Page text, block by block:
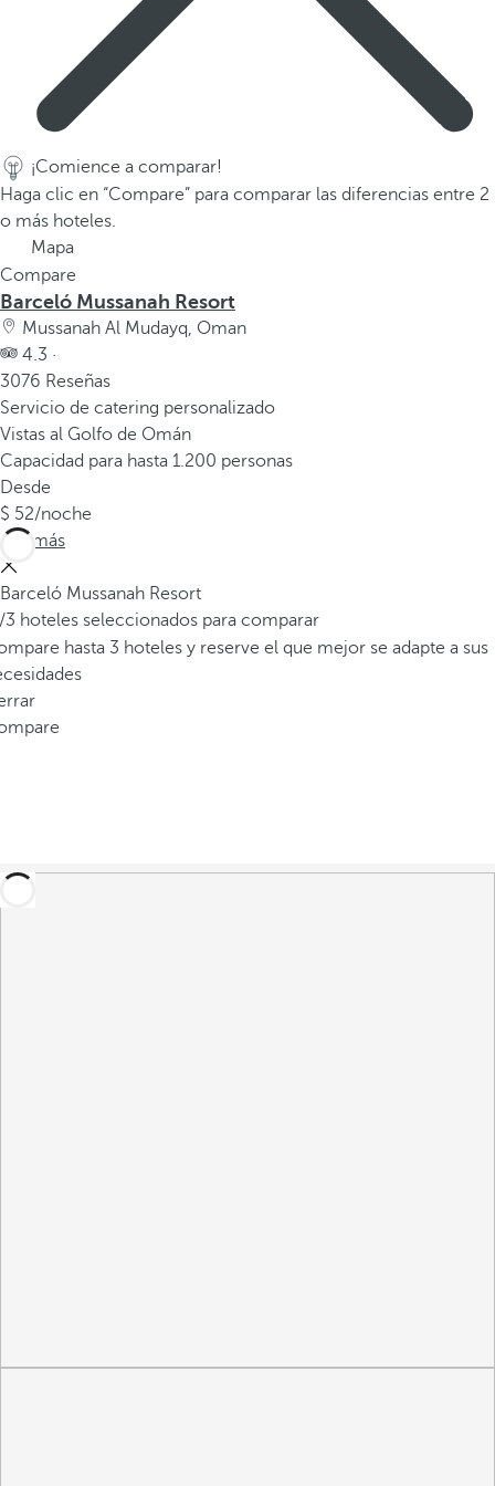
a
e
m
r
g
e
n
t
e
.
¡Comience a comparar!
Haga clic en “Compare” para comparar las diferencias entre 2
o más hoteles.
Mapa
Compare
Barceló Mussanah Resort
Mussanah Al Mudayq, Oman
4.3 ·
3076 Reseñas
Servicio de catering personalizado
Vistas al Golfo de Omán
Capacidad para hasta 1.200 personas
Desde
52/noche
Ver más
Barceló Mussanah Resort
/3 hoteles seleccionados para comparar
hasta 3 hoteles y reserve el que mejor se adapte a sus